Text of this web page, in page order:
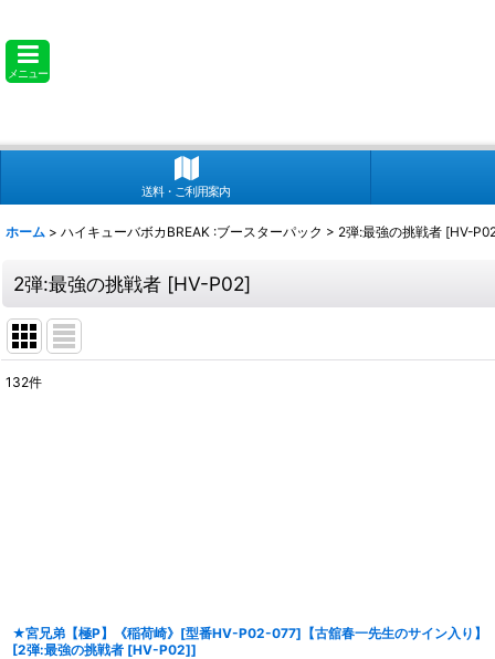
メニュー
送料・ご利用案内
ホーム > ハイキューバボカBREAK :ブースターパック > 2弾:最強の挑戦者 [HV-
2弾:最強の挑戦者 [HV-P02]
132件
★宮兄弟【極P】《稲荷崎》[型番HV-P02-077]【古舘春一先生のサイン入り】
[2弾:最強の挑戦者 [HV-P02]]